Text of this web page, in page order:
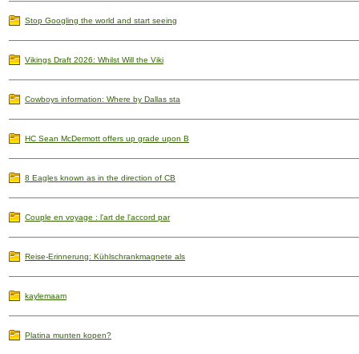
Stop Googling the world and start seeing
Vikings Draft 2026: Whilst Will the Viki
Cowboys information: Where by Dallas sta
HC Sean McDermott offers up grade upon B
8 Eagles known as in the direction of CB
Couple en voyage : l'art de l'accord par
Reise-Erinnerung: Kühlschrankmagnete als
kaylemaam
Platina munten kopen?